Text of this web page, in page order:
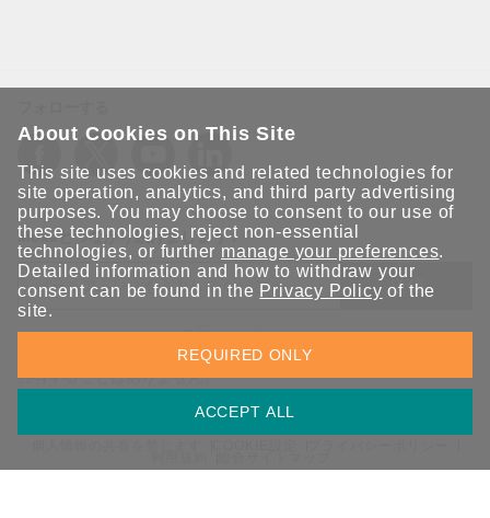
Moxaとつながり続けましょう！
送信
Moxaソリューションの最新アップデートにサインアップしま
す。 Moxaではプライバシーを尊重しており、メールを他の人と
共有することはありません。
About Cookies on This Site
This site uses cookies and related technologies for
site operation, analytics, and third party advertising
purposes. You may choose to consent to our use of
these technologies, reject non-essential
technologies, or further manage your preferences.
Detailed information and how to withdraw your
consent can be found in the Privacy Policy of the
site.
ACCEPT ALL
REQUIRED ONLY